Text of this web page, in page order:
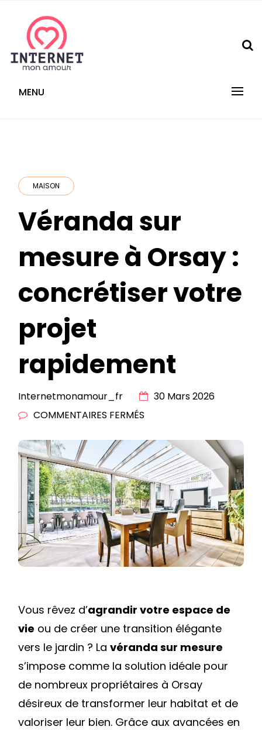
content
internetmonamour.fr
MENU
MAISON
Véranda sur
mesure à Orsay :
concrétiser votre
projet
rapidement
Internetmonamour_fr
30 Mars 2026
COMMENTAIRES FERMÉS
SUR
MESURE
À
ORSAY
:
CONCRÉTISER
VOTRE
PROJET
Vous rêvez d’agrandir votre espace de
vie ou de créer une transition élégante
vers le jardin ? La véranda sur mesure
s’impose comme la solution idéale pour
de nombreux propriétaires à Orsay
désireux de transformer leur habitat et de
valoriser leur bien. Grâce aux avancées en